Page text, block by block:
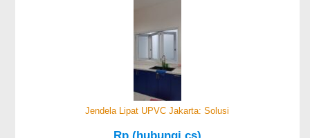
Jendela Lipat UPVC Jakarta: Solusi